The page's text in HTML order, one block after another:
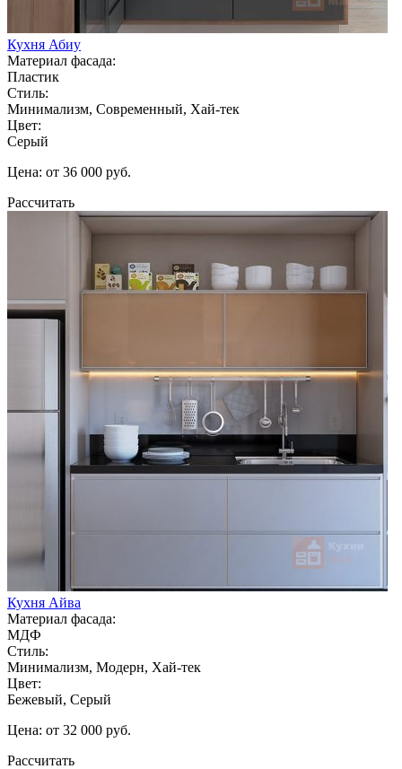
Кухня Абиу
Материал фасада:
Пластик
Стиль:
Минимализм, Современный, Хай-тек
Цвет:
Серый
Цена: от 36 000 руб.
Рассчитать
Кухня Айва
Материал фасада:
МДФ
Стиль:
Минимализм, Модерн, Хай-тек
Цвет:
Бежевый, Серый
Цена: от 32 000 руб.
Рассчитать